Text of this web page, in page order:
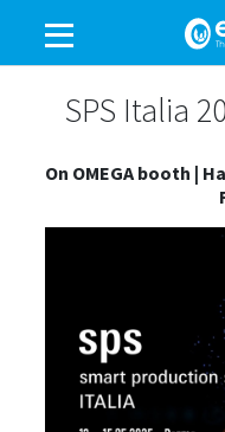
EINE MARKE DER
PRODUKTE
NEWSROOM
SPS Italia
On OMEGA booth |